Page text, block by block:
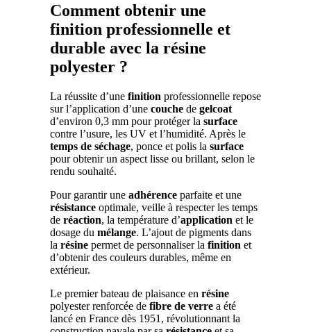
Comment obtenir une
finition professionnelle et
durable avec la résine
polyester ?
La réussite d’une finition professionnelle repose
sur l’application d’une couche de gelcoat
d’environ 0,3 mm pour protéger la surface
contre l’usure, les UV et l’humidité. Après le
temps de séchage, ponce et polis la surface
pour obtenir un aspect lisse ou brillant, selon le
rendu souhaité.
Pour garantir une adhérence parfaite et une
résistance optimale, veille à respecter les temps
de réaction, la température d’application et le
dosage du mélange. L’ajout de pigments dans
la résine permet de personnaliser la finition et
d’obtenir des couleurs durables, même en
extérieur.
Le premier bateau de plaisance en résine
polyester renforcée de fibre de verre a été
lancé en France dès 1951, révolutionnant la